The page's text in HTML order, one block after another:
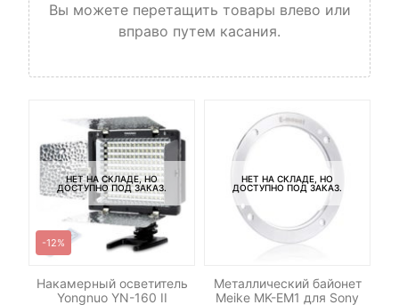
Вы можете перетащить товары влево или
вправо путем касания.
НЕТ НА СКЛАДЕ, НО
ДОСТУПНО ПОД ЗАКАЗ.
-12%
Накамерный осветитель
Yongnuo YN-160 II
НЕТ НА СКЛАДЕ, НО
ДОСТУПНО ПОД ЗАКАЗ.
Металлический байонет
Meike MK-EM1 для Sony